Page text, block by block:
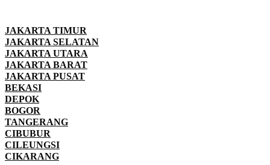
JAKARTA TIMUR
JAKARTA SELATAN
JAKARTA UTARA
JAKARTA BARAT
JAKARTA PUSAT
BEKASI
DEPOK
BOGOR
TANGERANG
CIBUBUR
CILEUNGSI
CIKARANG